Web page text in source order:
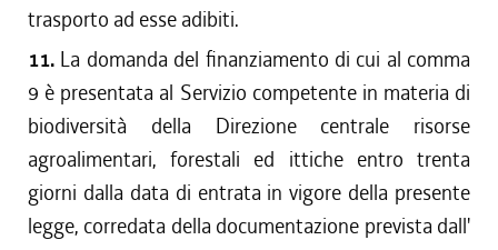
trasporto ad esse adibiti.
11. La domanda del finanziamento di cui al comma
9 è presentata al Servizio competente in materia di
biodiversità della Direzione centrale risorse
agroalimentari, forestali ed ittiche entro trenta
giorni dalla data di entrata in vigore della presente
legge, corredata della documentazione prevista dall'